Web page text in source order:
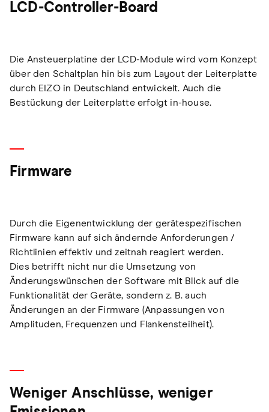
LCD-Controller-Board
Die Ansteuerplatine der LCD-Module wird vom Konzept
über den Schaltplan hin bis zum Layout der Leiterplatte
durch EIZO in Deutschland entwickelt. Auch die
Bestückung der Leiterplatte erfolgt in-house.
Firmware
Durch die Eigenentwicklung der gerätespezifischen
Firmware kann auf sich ändernde Anforderungen /
Richtlinien effektiv und zeitnah reagiert werden.
Dies betrifft nicht nur die Umsetzung von
Änderungswünschen der Software mit Blick auf die
Funktionalität der Geräte, sondern z. B. auch
Änderungen an der Firmware (Anpassungen von
Amplituden, Frequenzen und Flankensteilheit).
Weniger Anschlüsse, weniger